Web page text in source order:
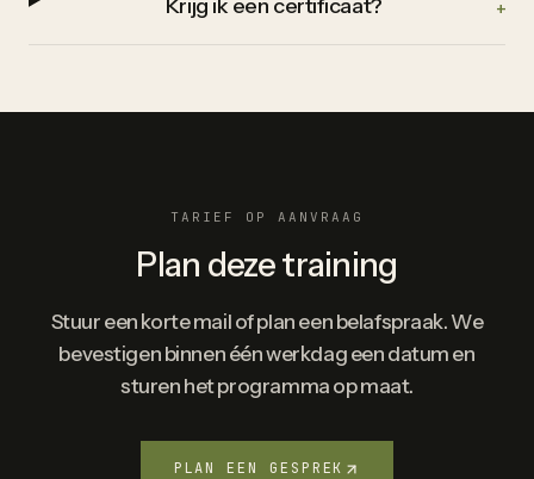
Krijg ik een certificaat? +
TARIEF OP AANVRAAG
Plan deze training
Stuur een korte mail of plan een belafspraak. We
bevestigen binnen één werkdag een datum en
sturen het programma op maat.
PLAN EEN GESPREK